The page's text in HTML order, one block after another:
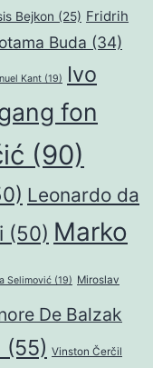
Bejkon (25) Fridrih
Buda (34)
Kant (19)
Ivo
fon
(90)
Leonardo da
(50) Marko
Selimović (19) Miroslav
De Balzak
(55) Vinston Čerčil